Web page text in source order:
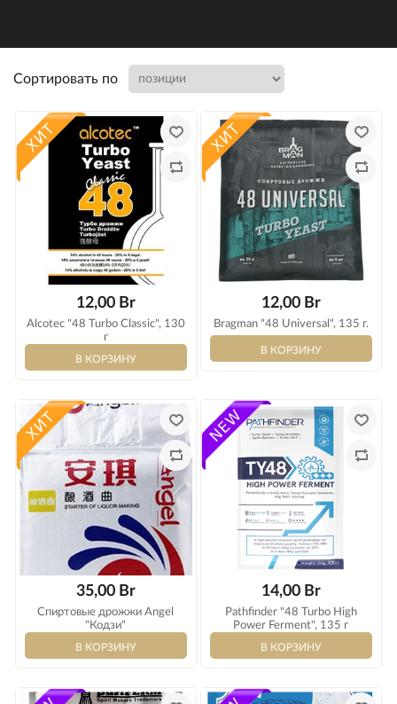
Сортировать по
12,00 Br
Alcotec "48 Turbo Classic", 130
г
12,00 Br
Bragman "48 Universal", 135 г.
35,00 Br
Спиртовые дрожжи Angel
"Кодзи"
14,00 Br
Pathfinder "48 Turbo High
Power Ferment", 135 г